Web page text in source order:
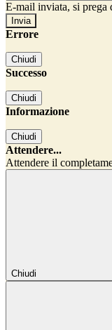
E-mail inviata, si prega
Errore
Chiudi
Successo
Chiudi
Informazione
Chiudi
Attendere...
Attendere il
Chiudi